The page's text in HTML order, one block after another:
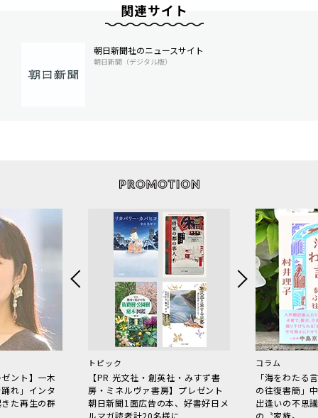
関連サイト
朝日新聞社のニュースサイト
朝日新聞（デジタル版）
ント】一木
れ」インタ
た再生の群
トピック
【PR 光文社・創英社・みすず書
房・ミネルヴァ書房】プレゼント
朝日新聞1面広告の本、好書好日メ
ルマガ読者計20名様に
コラム
「海をわた
の往復書簡」
出逢いの不思
の〝家族〟